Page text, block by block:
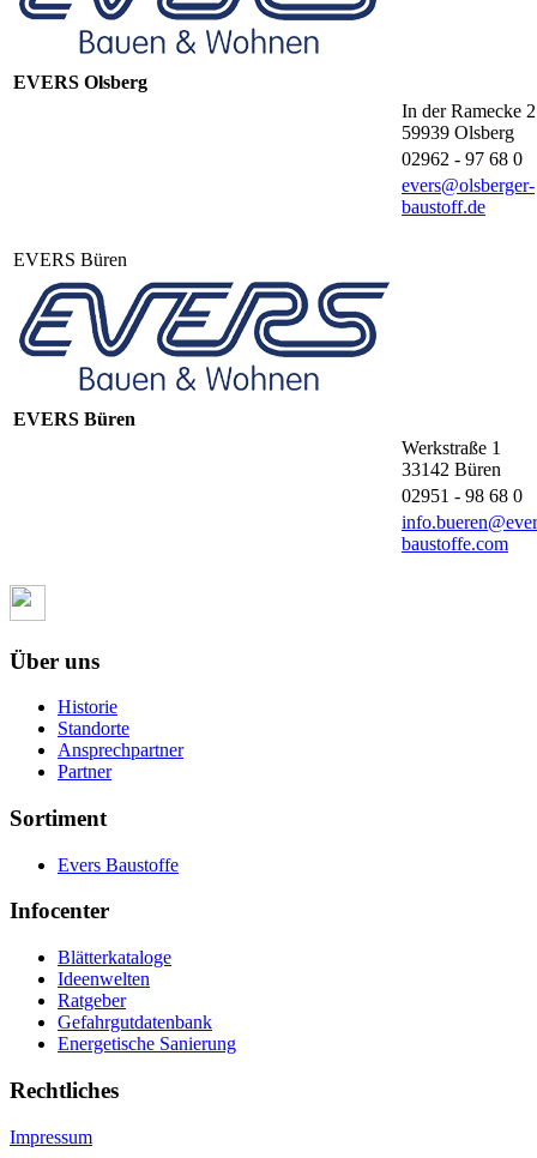
EVERS Olsberg
In der Ramecke 2
59939 Olsberg
02962 - 97 68 0
evers@olsberger-
baustoff.de
EVERS Büren
EVERS Büren
Werkstraße 1
33142 Büren
02951 - 98 68 0
baustoffe.com
Über uns
Historie
Standorte
Ansprechpartner
Partner
Sortiment
Evers Baustoffe
Infocenter
Blätterkataloge
Ideenwelten
Ratgeber
Gefahrgutdatenbank
Energetische Sanierung
Rechtliches
Impressum